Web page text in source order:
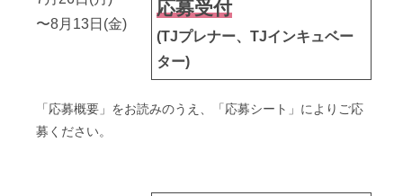
〜8月13日(金)
応募受付
(TJプレナー、TJインキュベー
ター)
「応募概要」をお読みのうえ、「応募シート」によりご応
募ください。